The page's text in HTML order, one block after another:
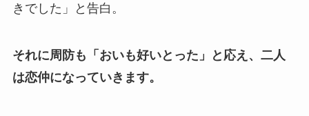
きでした」と告白。
それに周防も「おいも好いとった」と応え、二人
は恋仲になっていきます。